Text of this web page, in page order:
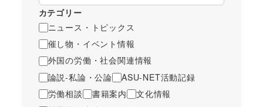
カテゴリー
ニュース・トピックス
催し物・イベント情報
外国の労働・社会関連情報
論説-私論・公論
ASU-NET活動記録
労働相談
書籍案内
文化情報